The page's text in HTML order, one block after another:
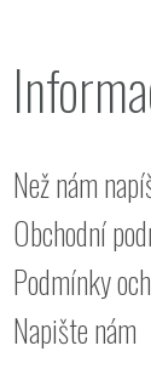
Než nám
Obchodní
Podmínky
Napište nám